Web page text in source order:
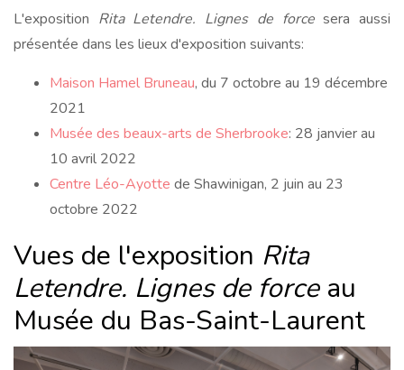
L'exposition Rita Letendre. Lignes de forcesera aussi
présentée dans les lieux d'exposition suivants:
Maison Hamel Bruneau, du 7 octobre au 19 décembre
2021
Musée des beaux-arts de Sherbrooke: 28 janvier au
10 avril 2022
Centre Léo-Ayotte de Shawinigan, 2 juin au 23
octobre 2022
Vues de l'exposition Rita
Letendre. Lignes de forceau
Musée du Bas-Saint-Laurent